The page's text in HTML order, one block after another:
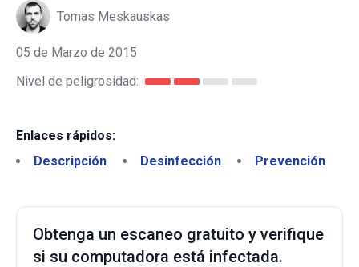
Tomas Meskauskas
05 de Marzo de 2015
Nivel de peligrosidad:
Enlaces rápidos:
Descripción
Desinfección Prevención
Obtenga un escaneo gratuito y verifique
si su computadora está infectada.